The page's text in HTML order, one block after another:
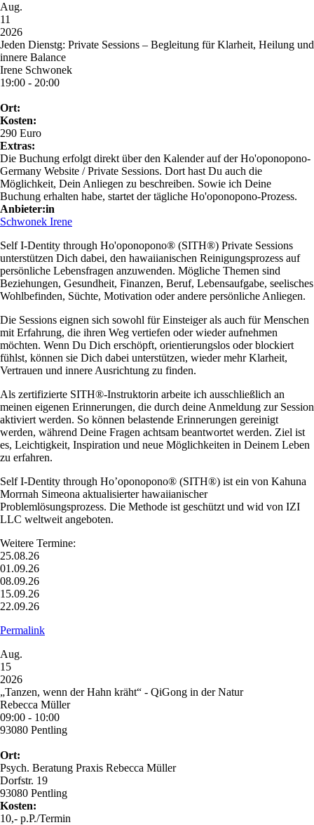
Aug.
11
2026
Jeden Dienstg: Private Sessions – Begleitung für Klarheit, Heilung und
innere Balance
Irene Schwonek
19:00 - 20:00
Ort:
Kosten:
290 Euro
Extras:
Die Buchung erfolgt direkt über den Kalender auf der Ho'oponopono-
Germany Website / Private Sessions. Dort hast Du auch die
Möglichkeit, Dein Anliegen zu beschreiben. Sowie ich Deine
Buchung erhalten habe, startet der tägliche Ho'oponopono-Prozess.
Anbieter:in
Schwonek Irene
Self I-Dentity through Ho'oponopono® (SITH®) Private Sessions
unterstützen Dich dabei, den hawaiianischen Reinigungsprozess auf
persönliche Lebensfragen anzuwenden. Mögliche Themen sind
Beziehungen, Gesundheit, Finanzen, Beruf, Lebensaufgabe, seelisches
Wohlbefinden, Süchte, Motivation oder andere persönliche Anliegen.
Die Sessions eignen sich sowohl für Einsteiger als auch für Menschen
mit Erfahrung, die ihren Weg vertiefen oder wieder aufnehmen
möchten. Wenn Du Dich erschöpft, orientierungslos oder blockiert
fühlst, können sie Dich dabei unterstützen, wieder mehr Klarheit,
Vertrauen und innere Ausrichtung zu finden.
Als zertifizierte SITH®-Instruktorin arbeite ich ausschließlich an
meinen eigenen Erinnerungen, die durch deine Anmeldung zur Session
aktiviert werden. So können belastende Erinnerungen gereinigt
werden, während Deine Fragen achtsam beantwortet werden. Ziel ist
es, Leichtigkeit, Inspiration und neue Möglichkeiten in Deinem Leben
zu erfahren.
Self I-Dentity through Ho’oponopono® (SITH®) ist ein von Kahuna
Morrnah Simeona aktualisierter hawaiianischer
Problemlösungsprozess. Die Methode ist geschützt und wid von IZI
LLC weltweit angeboten.
Weitere Termine:
25.08.26
01.09.26
08.09.26
15.09.26
22.09.26
Permalink
Aug.
15
2026
„Tanzen, wenn der Hahn kräht“ - QiGong in der Natur
Rebecca Müller
09:00 - 10:00
93080 Pentling
Ort:
Psych. Beratung Praxis Rebecca Müller
Dorfstr. 19
93080 Pentling
Kosten:
10,- p.P./Termin